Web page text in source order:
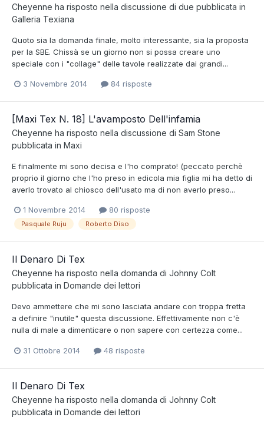
Cheyenne ha risposto nella discussione di due pubblicata in
Galleria Texiana
Quoto sia la domanda finale, molto interessante, sia la proposta
per la SBE. Chissà se un giorno non si possa creare uno
speciale con i "collage" delle tavole realizzate dai grandi...
3 Novembre 2014 84 risposte
[Maxi Tex N. 18] L'avamposto Dell'infamia
Cheyenne ha risposto nella discussione di Sam Stone
pubblicata in Maxi
E finalmente mi sono decisa e l'ho comprato! (peccato perchè
proprio il giorno che l'ho preso in edicola mia figlia mi ha detto di
averlo trovato al chiosco dell'usato ma di non averlo preso...
1 Novembre 2014 80 risposte
Pasquale Ruju Roberto Diso
Il Denaro Di Tex
Cheyenne ha risposto nella domanda di Johnny Colt
pubblicata in Domande dei lettori
Devo ammettere che mi sono lasciata andare con troppa fretta
a definire "inutile" questa discussione. Effettivamente non c'è
nulla di male a dimenticare o non sapere con certezza come...
31 Ottobre 2014 48 risposte
Il Denaro Di Tex
Cheyenne ha risposto nella domanda di Johnny Colt
pubblicata in Domande dei lettori